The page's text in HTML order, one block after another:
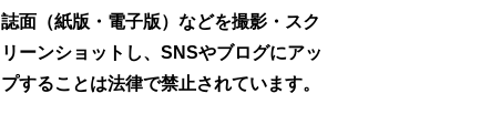
誌面（紙版・電子版）などを撮影・スク
リーンショットし、SNSやブログにアッ
プすることは法律で禁止されています。